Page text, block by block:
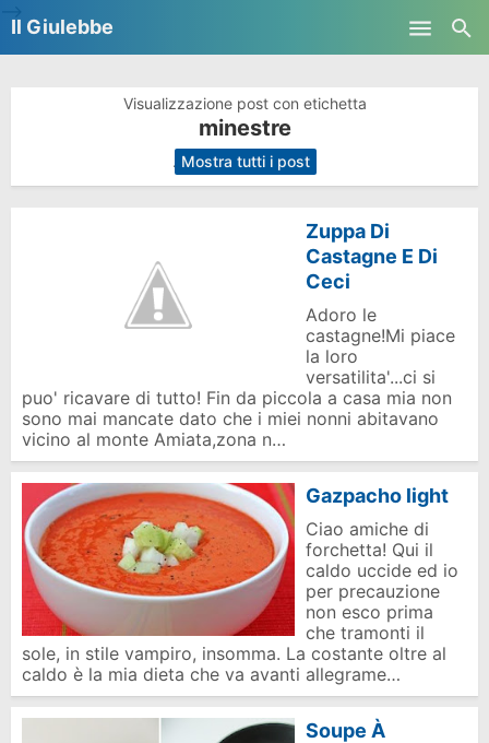
Il Giulebbe
Visualizzazione post con etichetta
minestre
. Mostra tutti i post
Zuppa Di
Castagne E Di
Ceci
Adoro le
castagne!Mi piace
la loro
versatilita'...ci si
puo' ricavare di tutto! Fin da piccola a casa mia non
sono mai mancate dato che i miei nonni abitavano
vicino al monte Amiata,zona n…
Gazpacho light
Ciao amiche di
forchetta! Qui il
caldo uccide ed io
per precauzione
non esco prima
che tramonti il
sole, in stile vampiro, insomma. La costante oltre al
caldo è la mia dieta che va avanti allegrame…
Soupe À